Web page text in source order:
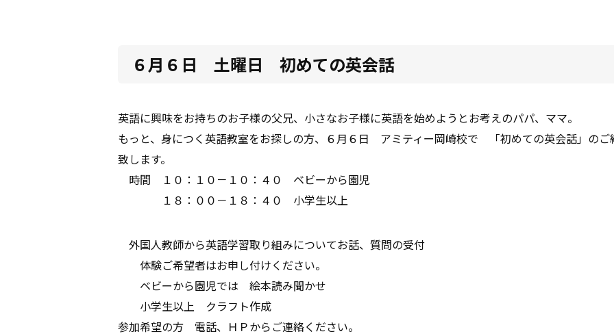
６月６日 土曜日 初めての英会話
英語に興味をお持ちのお子様の父兄、小さなお子様に英語を始めようとお考えのパパ、ママ。
もっと、身につく英語教室をお探しの方、６月６日 アミティー岡崎校で 「初めての英会話」のご
致します。
時間 １０：１０－１０：４０ ベビーから園児
１８：００－１８：４０ 小学生以上
外国人教師から英語学習取り組みについてお話、質問の受付
体験ご希望者はお申し付けください。
ベビーから園児では 絵本読み聞かせ
小学生以上 クラフト作成
参加希望の方 電話、ＨＰからご連絡ください。